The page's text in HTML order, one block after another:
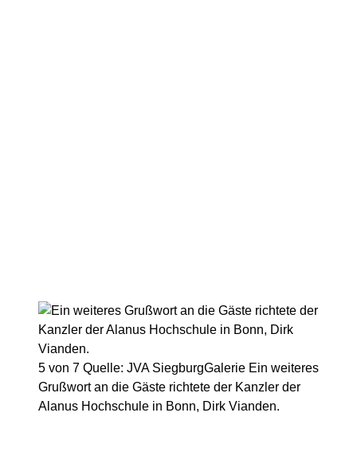
5 von 7 Quelle: JVA SiegburgGalerie Ein weiteres
Grußwort an die Gäste richtete der Kanzler der
Alanus Hochschule in Bonn, Dirk Vianden.